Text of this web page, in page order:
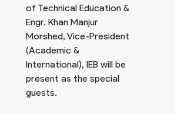
of Technical Education &
Engr. Khan Manjur
Morshed, Vice-President
(Academic &
International), IEB will be
present as the special
guests.